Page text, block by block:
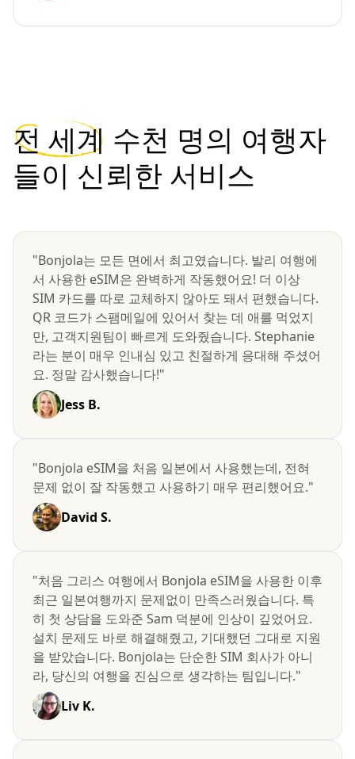
전 세계 수천 명의 여행자
들이 신뢰한 서비스
"Bonjola는 모든 면에서 최고였습니다. 발리 여행에
서 사용한 eSIM은 완벽하게 작동했어요! 더 이상
SIM 카드를 따로 교체하지 않아도 돼서 편했습니다.
QR 코드가 스팸메일에 있어서 찾는 데 애를 먹었지
만, 고객지원팀이 빠르게 도와줬습니다. Stephanie
라는 분이 매우 인내심 있고 친절하게 응대해 주셨어
요. 정말 감사했습니다!"
Jess B.
"Bonjola eSIM을 처음 일본에서 사용했는데, 전혀
문제 없이 잘 작동했고 사용하기 매우 편리했어요."
David S.
"처음 그리스 여행에서 Bonjola eSIM을 사용한 이후
최근 일본여행까지 문제없이 만족스러웠습니다. 특
히 첫 상담을 도와준 Sam 덕분에 인상이 깊었어요.
설치 문제도 바로 해결해줬고, 기대했던 그대로 지원
을 받았습니다. Bonjola는 단순한 SIM 회사가 아니
라, 당신의 여행을 진심으로 생각하는 팀입니다."
Liv K.